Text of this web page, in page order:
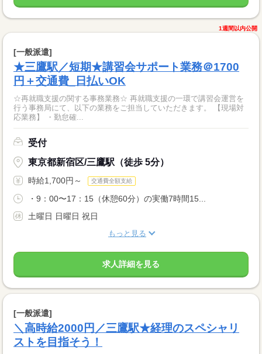
1週間以内公開
[一般派遣]
★三鷹駅／短期★講習会サポート業務＠1700
円＋交通費_日払いOK
☆再就職支援の関する事務業務☆ 再就職支援の一環で講習会運営を
行う事務局にて、以下の業務をご担当していただきます。 【現場対
応業務】 ・勤怠確...
受付
東京都新宿区/三鷹駅（徒歩 5分）
時給1,700円～ 交通費全額支給
・9：00〜17：15（休憩60分）の実働7時間15...
土曜日 日曜日 祝日
もっと見る
求人詳細を見る
[一般派遣]
＼高時給2000円／三鷹駅★経理のスペシャリ
ストを目指そう！